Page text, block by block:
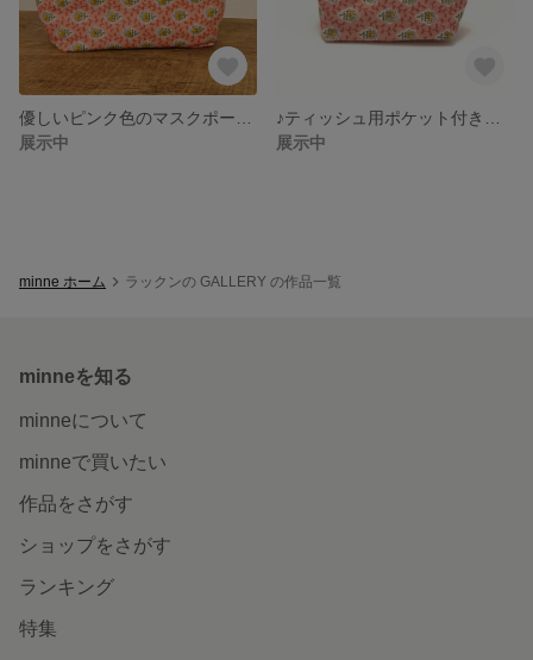
展示中
展示中
minne ホーム ラックンの GALLERY の作品一覧
minneを知る
minneについて
minneで買いたい
作品をさがす
ショップをさがす
ランキング
特集